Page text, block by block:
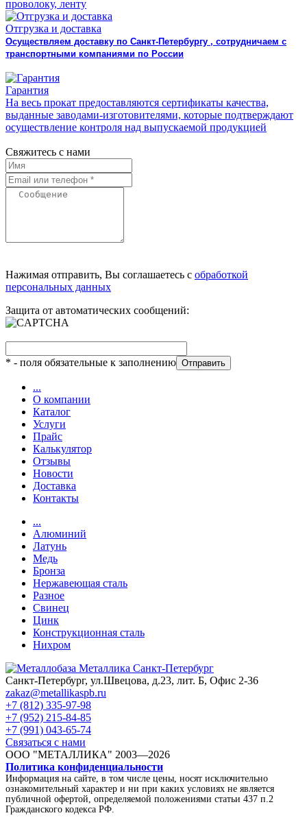
проволоку, ленту
Отгрузка и доставка
Осуществляем доставку по Санкт-Петербургу , сотрудничаем с
транспортными компаниями по России
Гарантия
На весь прокат предоставляются сертификаты качества,
выданные заводами-изготовителями, которые подтверждают
осуществление контроля над выпускаемой продукцией
Свяжитесь с нами
Нажимая отправить, Вы соглашаетесь с обработкой
персональных данных
Защита от автоматических сообщений:
* - поля обязательные к заполнению
...
О компании
Каталог
Услуги
Прайс
Калькулятор
Отзывы
Новости
Доставка
Контакты
...
Алюминий
Латунь
Медь
Бронза
Нержавеющая сталь
Разное
Свинец
Цинк
Конструкционная сталь
Нихром
Санкт-Петербург, ул.Швецова, д.23, лит. Б, Офис 2-36
zakaz@metallikaspb.ru
+7 (812) 335-97-98
+7 (952) 215-84-85
+7 (991) 043-65-74
Связаться с нами
ООО "МЕТАЛЛИКА" 2003—2026
Политика конфиденциальности
Информация на сайте, в том числе цены, носят исключительно
ознакомительный характер и ни при каких условиях не является
публичной офертой, определяемой положениями статьи 437 п.2
Гражданского кодекса РФ.